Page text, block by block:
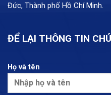
Đức, Thành phố Hồ Chí Minh.
ĐỂ LẠI THÔNG TIN
Họ và tên